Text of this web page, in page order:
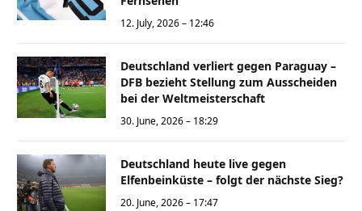
12. July, 2026 – 12:46
Deutschland verliert gegen Paraguay –
DFB bezieht Stellung zum Ausscheiden
bei der Weltmeisterschaft
30. June, 2026 – 18:29
Deutschland heute live gegen
Elfenbeinküste – folgt der nächste Sieg?
20. June, 2026 – 17:47